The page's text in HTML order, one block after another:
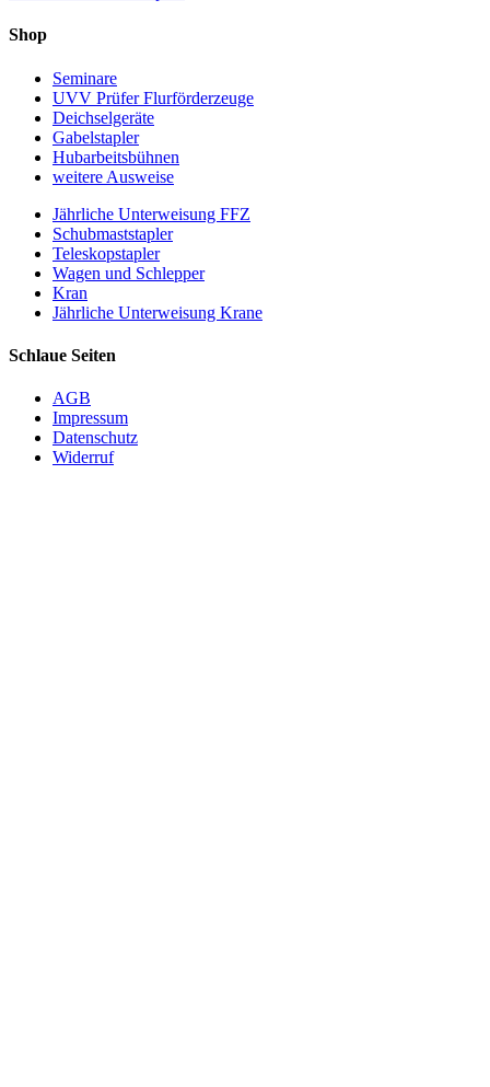
Shop
Seminare
UVV Prüfer Flurförderzeuge
Deichselgeräte
Gabelstapler
Hubarbeitsbühnen
weitere Ausweise
Jährliche Unterweisung FFZ
Schubmaststapler
Teleskopstapler
Wagen und Schlepper
Kran
Jährliche Unterweisung Krane
Schlaue Seiten
AGB
Impressum
Datenschutz
Widerruf